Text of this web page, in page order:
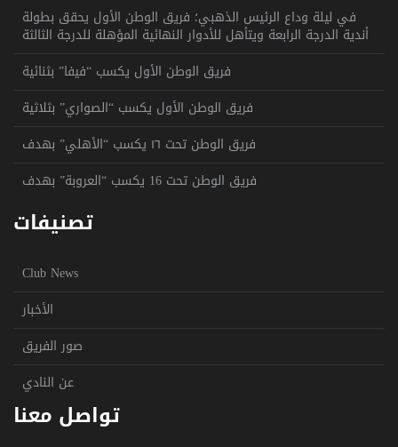
في ليلة وداع الرئيس الذهبي؛ فريق الوطن الأول يحقق بطولة
أندية الدرجة الرابعة ويتأهل للأدوار النهائية المؤهلة للدرجة الثالثة
فريق الوطن الأول يكسب “فيفا” بثنائية
فريق الوطن الأول يكسب “الصواري” بثلاثية
فريق الوطن تحت ١٦ يكسب “الأهلي” بهدف
فريق الوطن تحت 16 يكسب “العروبة” بهدف
تصنيفات
Club News
الأخبار
صور الفريق
عن النادي
تواصل معنا